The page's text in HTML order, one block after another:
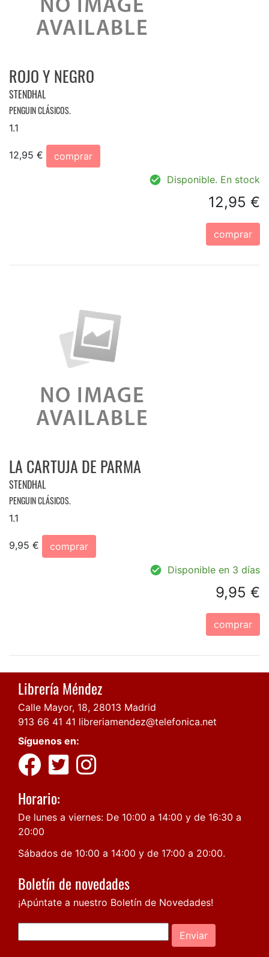
ROJO Y NEGRO
STENDHAL
PENGUIN CLÁSICOS.
1.1
12,95 €
comprar
Disponible. En stock
12,95 €
comprar
LA CARTUJA DE PARMA
STENDHAL
PENGUIN CLÁSICOS.
1.1
9,95 €
comprar
Disponible en 3 días
9,95 €
comprar
Librería Méndez
Calle Mayor, 18, 28013 Madrid
913 66 41 41 libreriamendez@telefonica.net
Síguenos en:
Horario:
De lunes a viernes: De 10:00 a 14:00 y de 16:30 a
20:00
Sábados de 10:00 a 14:00 y de 17:00 a 20:00.
Boletín de novedades
¡Apúntate a nuestro Boletín de Novedades!
Enviar